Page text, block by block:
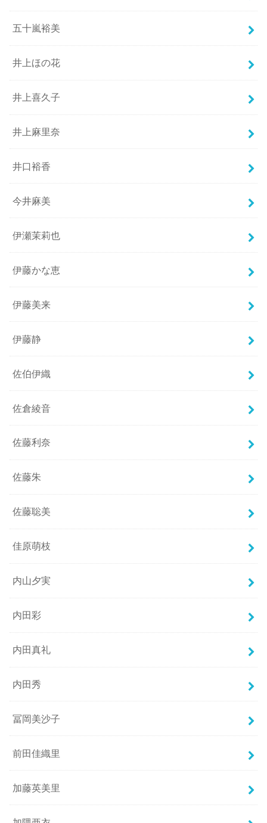
五十嵐裕美
井上ほの花
井上喜久子
井上麻里奈
井口裕香
今井麻美
伊瀬茉莉也
伊藤かな恵
伊藤美来
伊藤静
佐伯伊織
佐倉綾音
佐藤利奈
佐藤朱
佐藤聡美
佳原萌枝
内山夕実
内田彩
内田真礼
内田秀
冨岡美沙子
前田佳織里
加藤英美里